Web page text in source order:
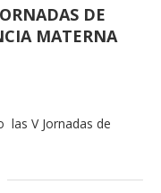
DE
MATERNA
las V Jornadas de